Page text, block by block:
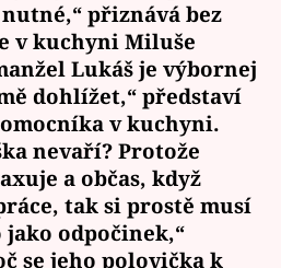
přiznává bez
v kuchyni Miluše
Lukáš je výbornej
dohlížet,“ představí
v kuchyni.
nevaří? Protože
a občas, když
tak si prostě musí
jako odpočinek,“
se jeho polovička k